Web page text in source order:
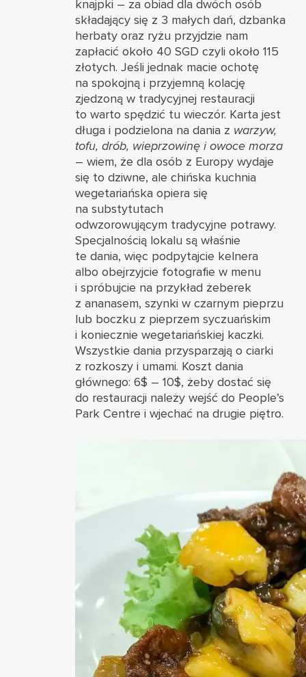
knajpki – za obiad dla dwóch osób
składający się z 3 małych dań, dzbanka
herbaty oraz ryżu przyjdzie nam
zapłacić około 40 SGD czyli około 115
złotych. Jeśli jednak macie ochotę
na spokojną i przyjemną kolację
zjedzoną w tradycyjnej restauracji
to warto spędzić tu wieczór. Karta jest
długa i podzielona na dania z warzyw,
tofu, drób, wieprzowinę i owoce morza
– wiem, że dla osób z Europy wydaje
się to dziwne, ale chińska kuchnia
wegetariańska opiera się
na substytutach
odwzorowującym tradycyjne potrawy.
Specjalnością lokalu są właśnie
te dania, więc podpytajcie kelnera
albo obejrzyjcie fotografie w menu
i spróbujcie na przykład żeberek
z ananasem, szynki w czarnym pieprzu
lub boczku z pieprzem syczuańskim
i koniecznie wegetariańskiej kaczki.
Wszystkie dania przysparzają o ciarki
z rozkoszy i umami. Koszt dania
głównego: 6$ – 10$, żeby dostać się
do restauracji należy wejść do People’s
Park Centre i wjechać na drugie piętro.